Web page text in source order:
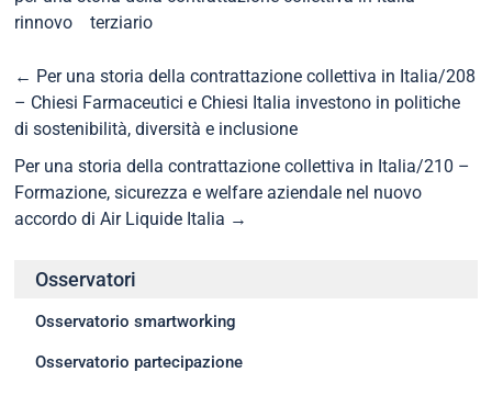
rinnovo
terziario
← Per una storia della contrattazione collettiva in Italia/208
– Chiesi Farmaceutici e Chiesi Italia investono in politiche
di sostenibilità, diversità e inclusione
Per una storia della contrattazione collettiva in Italia/210 –
Formazione, sicurezza e welfare aziendale nel nuovo
accordo di Air Liquide Italia →
Osservatori
Osservatorio smartworking
Osservatorio partecipazione